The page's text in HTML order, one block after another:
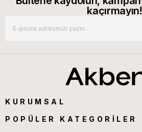
kaçırmayın!
KURUMSAL
POPÜLER KATEGORİLER